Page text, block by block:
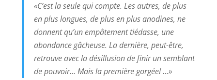
«C’est la seule qui compte. Les autres, de plus
en plus longues, de plus en plus anodines, ne
donnent qu’un empâtement tiédasse, une
abondance gâcheuse. La dernière, peut-être,
retrouve avec la désillusion de finir un semblant
de pouvoir… Mais la première gorgée! …»